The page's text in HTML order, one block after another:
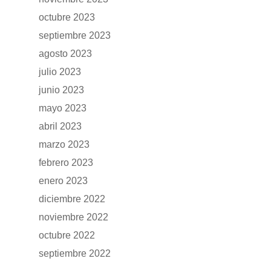
octubre 2023
septiembre 2023
agosto 2023
julio 2023
junio 2023
mayo 2023
abril 2023
marzo 2023
febrero 2023
enero 2023
diciembre 2022
noviembre 2022
octubre 2022
septiembre 2022